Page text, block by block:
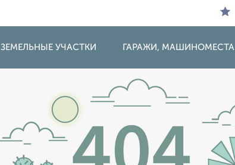
ЗЕМЕЛЬНЫЕ УЧАСТКИ ГАРАЖИ, МАШИНОМЕСТА